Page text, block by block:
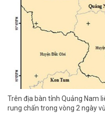
Trên địa bàn tỉnh Quảng Nam
rung chấn trong vòng 2 ngày